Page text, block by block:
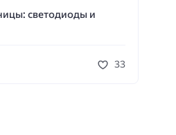
светодиоды и
33